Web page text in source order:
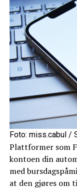
Foto: miss.cabul /
Plattformer som
kontoen din
med
at den gjøres om